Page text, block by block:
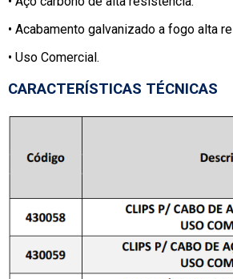
• Acabamento galvanizado a fogo alta
• Uso Comercial.
CARACTERÍSTICAS TÉCNICAS